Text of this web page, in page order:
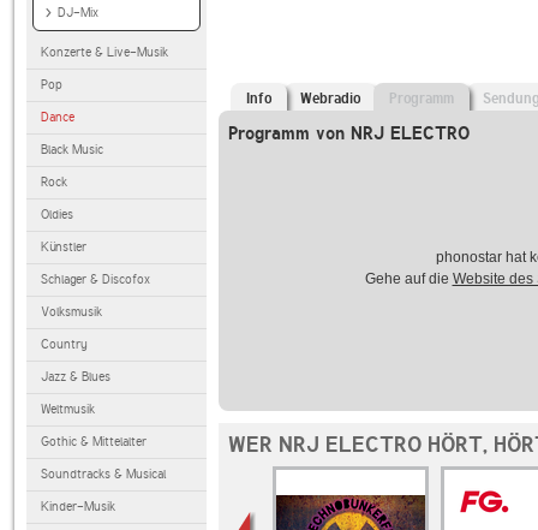
DJ-Mix
Konzerte & Live-Musik
Pop
Dance
Black Music
Rock
Oldies
Künstler
Schlager & Discofox
Volksmusik
Country
Jazz & Blues
Weltmusik
Gothic & Mittelalter
Soundtracks & Musical
Kinder-Musik
Info Webradio Programm
Programm von NRJ ELECTRO
phonostar hat
Gehe auf die Website des
WER NRJ ELECTRO HÖRT,